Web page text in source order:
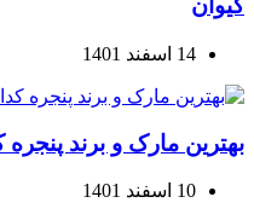
کیوان
14 اسفند 1401
بهترین مارک و برند
10 اسفند 1401